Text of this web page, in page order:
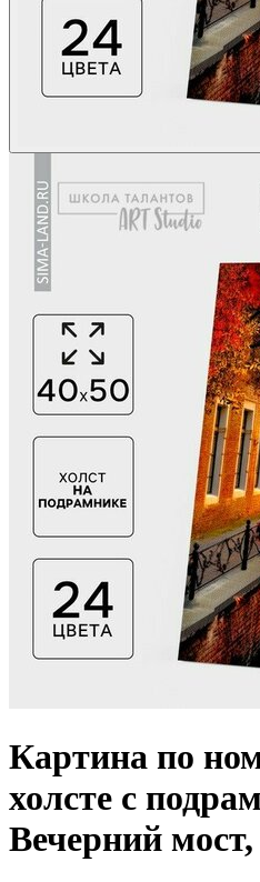
Картина по
холсте с
Вечерний